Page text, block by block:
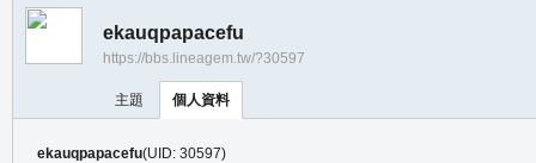
ekauqpapacefu
https://bbs.lineagem.tw/?30597
主題 個人資料
ekauqpapacefu(UID: 30597)